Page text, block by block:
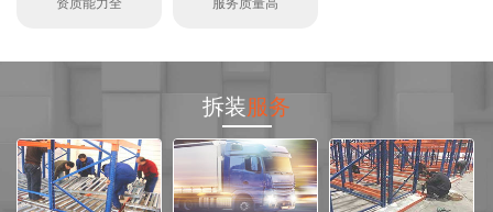
拆装服务